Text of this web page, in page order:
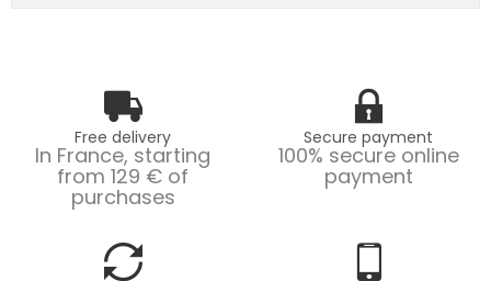
Free delivery
In France, starting
from 129 € of
purchases
Secure payment
100% secure online
payment